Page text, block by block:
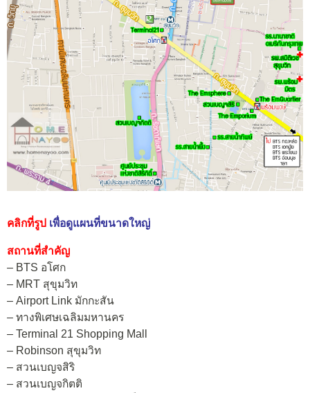
คลิกที่รูป เพื่อดูแผนที่ขนาดใหญ่
สถานที่สำคัญ
– BTS อโศก
– MRT สุขุมวิท
– Airport Link มักกะสัน
– ทางพิเศษเฉลิมมหานคร
– Terminal 21 Shopping Mall
– Robinson สุขุมวิท
– สวนเบญจสิริ
– สวนเบญจกิตติ